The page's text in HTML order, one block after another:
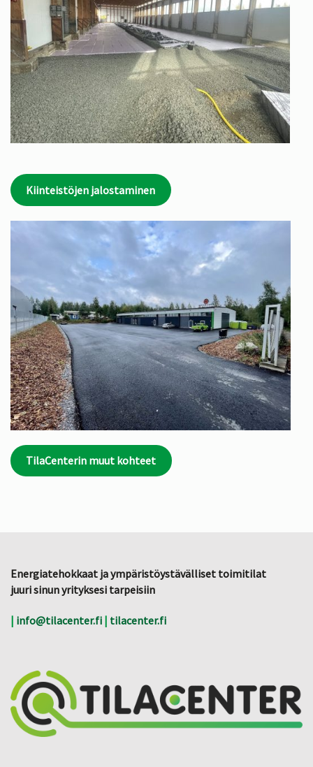
Kiinteistöjen jalostaminen
TilaCenterin muut kohteet
Energiatehokkaat ja ympäristöystävälliset toimitilat
juuri sinun yrityksesi tarpeisiin
| info@tilacenter.fi | tilacenter.fi